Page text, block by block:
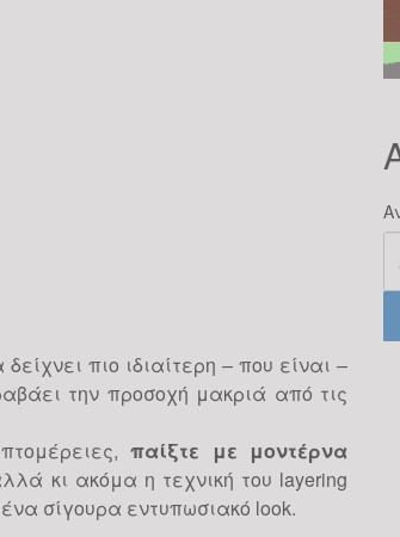
πιο ιδιαίτερη – που είναι –
την προσοχή μακριά από τις
παίξτε με μοντέρνα
κι ακόμα η τεχνική του layering
σίγουρα εντυπωσιακό look.